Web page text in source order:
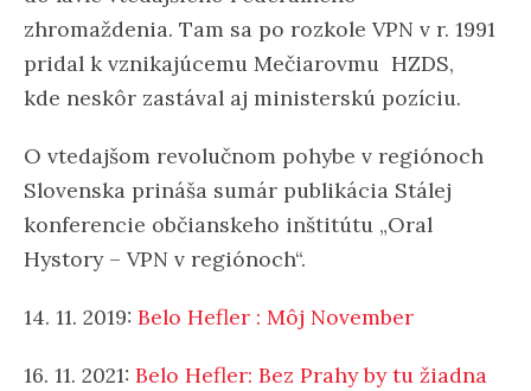
zhromaždenia. Tam sa po rozkole VPN v r. 1991
pridal k vznikajúcemu Mečiarovmu HZDS,
kde neskôr zastával aj ministerskú pozíciu.
O vtedajšom revolučnom pohybe v regiónoch
Slovenska prináša sumár publikácia Stálej
konferencie občianskeho inštitútu „Oral
Hystory – VPN v regiónoch“.
14. 11. 2019: Belo Hefler : Môj November
16. 11. 2021: Belo Hefler: Bez Prahy by tu žiadna